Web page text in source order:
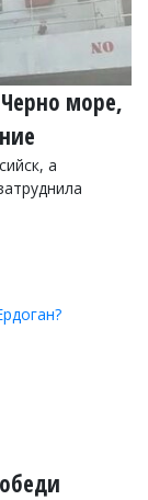
море,
а